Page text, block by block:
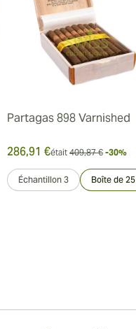
Partagas 898 Varnished
286,91 €était 409,87 € -30%
Échantillon 3 Boîte de 25